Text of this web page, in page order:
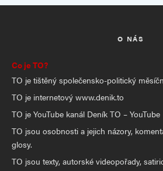
O NÁS
Co je TO?
TO je tištěný společensko-politický
TO je internetový www.denik.to
TO je YouTube kanál Deník TO – YouTube
TO jsou osobnosti a jejich názory,
glosy.
TO jsou texty, autorské videopořady,